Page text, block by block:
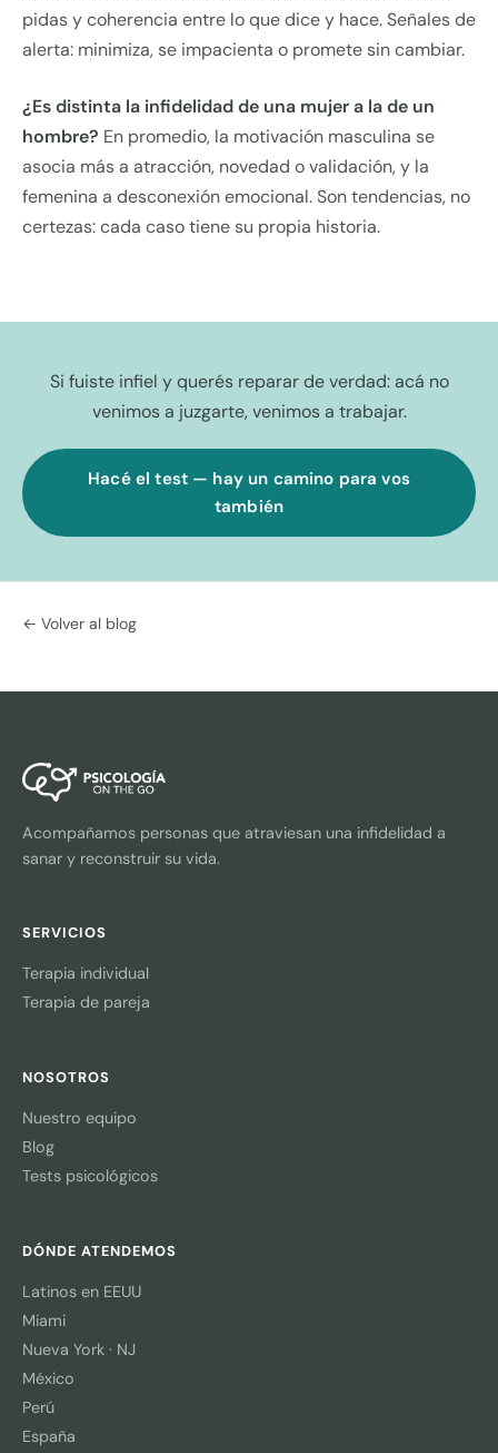
pidas y coherencia entre lo que dice y hace. Señales de
alerta: minimiza, se impacienta o promete sin cambiar.
¿Es distinta la infidelidad de una mujer a la de un
hombre? En promedio, la motivación masculina se
asocia más a atracción, novedad o validación, y la
femenina a desconexión emocional. Son tendencias, no
certezas: cada caso tiene su propia historia.
Si fuiste infiel y querés reparar de verdad: acá no
venimos a juzgarte, venimos a trabajar.
Hacé el test — hay un camino para vos
también
← Volver al blog
Acompañamos personas que atraviesan una infidelidad a
sanar y reconstruir su vida.
SERVICIOS
Terapia individual
Terapia de pareja
NOSOTROS
Nuestro equipo
Blog
Tests psicológicos
DÓNDE ATENDEMOS
Latinos en EEUU
Miami
Nueva York · NJ
México
Perú
España